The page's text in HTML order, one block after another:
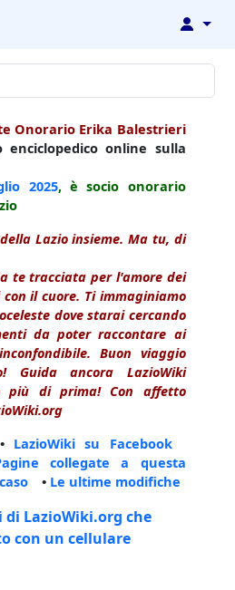
↓
Onorario Erika Balestrieri
online sulla
2025, è socio onorario
Lazio insieme. Ma tu, di
te tracciata per l'amore dei
il cuore. Ti immaginiamo
dove starai cercando
da poter raccontare ai
Buon viaggio
Guida ancora LazioWiki
più di prima! Con affetto
LazioWiki su Facebook
collegate a questa
• Le ultime modifiche
LazioWiki.org che
con un cellulare